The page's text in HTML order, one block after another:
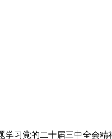
学习党的二十届三中全会精